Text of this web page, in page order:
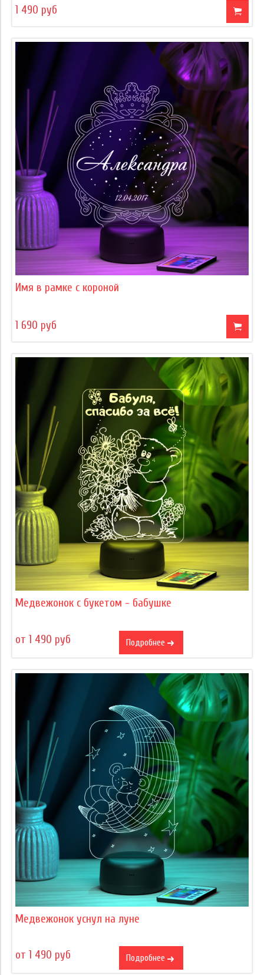
1 490 руб
Имя в рамке с короной
1 690 руб
Медвежонок с букетом - бабушке
от 1 490 руб Подробнее
Медвежонок уснул на луне
от 1 490 руб Подробнее